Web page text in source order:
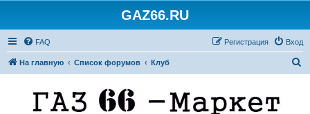
GAZ66.RU
FAQ Вход
Регистрация
На главную Список форумов Клуб